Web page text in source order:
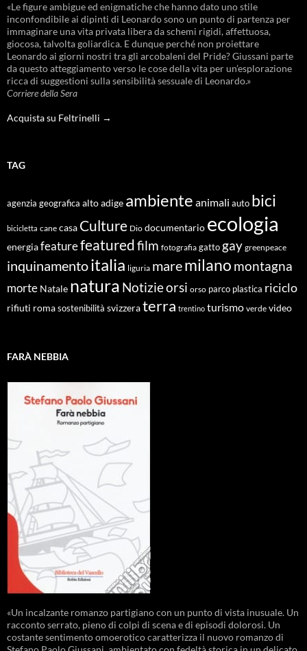
«Le figure ambigue ed enigmatiche che hanno dato uno stile
inconfondibile ai dipinti di Leonardo sono un punto di partenza per
immaginare una vita privata libera da schemi rigidi, affettuosa,
giocosa, talvolta goliardica. E dunque perché non proiettare
Leonardo ai giorni nostri tra gli arcobaleni del Pride? Giussani parte
da questo atteggiamento verso le cose della vita per un’esplorazione
ricca di suggestioni sulla sensibilità sessuale di Leonardo.»
Corriere della Sera
Acquista su Feltrinelli →
TAG
agenzia geografica alto adige ambiente animali auto bici
bicicletta cane casa Culture Dio documentario ecologia
energiafeaturefeaturedfilm fotografia gatto gay greenpeace
inquinamentoitalia liguria maremilano montagna
morte Natale natura Notizieorsi orso parco plastica riciclo
rifiuti roma sostenibilità svizzeraterra trentino turismo verde video
FARÀ NEBBIA
«Un incalzante romanzo partigiano con un punto di vista inusuale. Un
racconto serrato, pieno di colpi di scena e di episodi dolorosi. Un
costante sentimento omoerotico caratterizza il nuovo romanzo di